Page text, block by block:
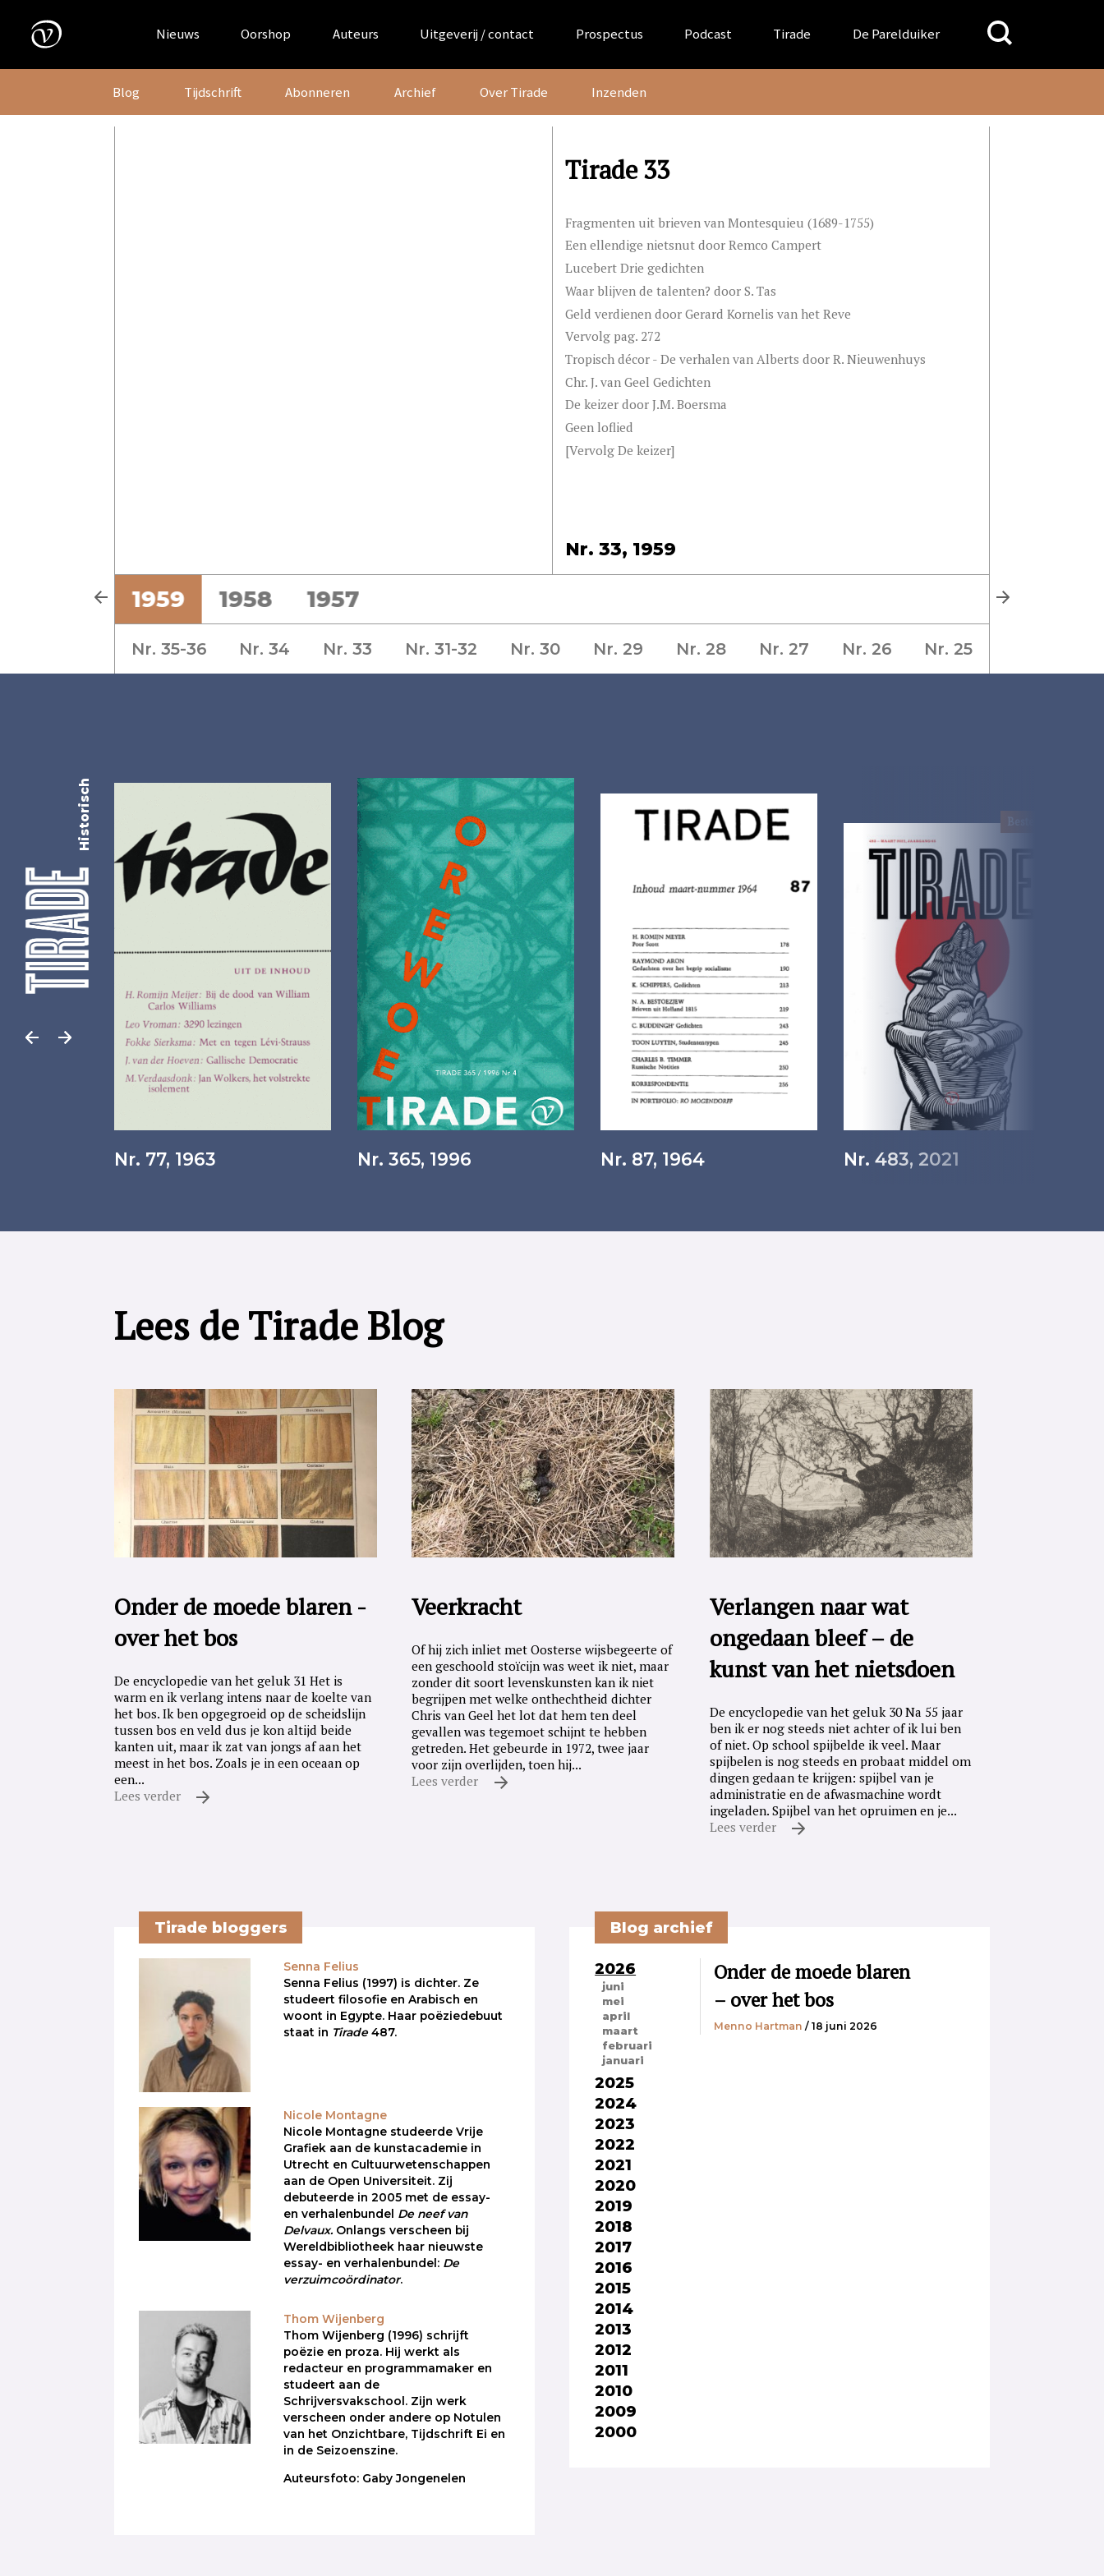
content
Nieuws Oorshop Auteurs Uitgeverij / contact Prospectus Podcast Tirade De Parelduiker
Search
for:
Blog Tijdschrift Abonneren Archief Over Tirade Inzenden
Tirade 33
Fragmenten uit brieven van Montesquieu (1689-1755)
Een ellendige nietsnut door Remco Campert
Lucebert Drie gedichten
Waar blijven de talenten? door S. Tas
Geld verdienen door Gerard Kornelis van het Reve
Vervolg pag. 272
Tropisch décor - De verhalen van Alberts door R. Nieuwenhuys
Chr. J. van Geel Gedichten
De keizer door J.M. Boersma
Geen loflied
[Vervolg De keizer]
Nr. 33, 1959
1960 1959 1958 1957
Nr. 35-36 Nr. 34 Nr. 33 Nr. 31-32 Nr. 30 Nr. 29 Nr. 28 Nr. 27 Nr. 26 Nr. 25
Historisch
Nr. 77, 1963 Nr. 365, 1996 Nr. 87, 1964
Bestel !
Nr. 483, 2021
Lees de Tirade Blog
Onder de moede blaren -
over het bos
De encyclopedie van het geluk 31 Het is
warm en ik verlang intens naar de koelte van
het bos. Ik ben opgegroeid op de scheidslijn
tussen bos en veld dus je kon altijd beide
kanten uit, maar ik zat van jongs af aan het
meest in het bos. Zoals je in een oceaan op
een...
Lees verder
Veerkracht
Of hij zich inliet met Oosterse wijsbegeerte of
een geschoold stoïcijn was weet ik niet, maar
zonder dit soort levenskunsten kan ik niet
begrijpen met welke onthechtheid dichter
Chris van Geel het lot dat hem ten deel
gevallen was tegemoet schijnt te hebben
getreden. Het gebeurde in 1972, twee jaar
voor zijn overlijden, toen hij...
Lees verder
Verlangen naar wat
ongedaan bleef – de
kunst van het nietsdoen
De encyclopedie van het geluk 30 Na 55 jaar
ben ik er nog steeds niet achter of ik lui ben
of niet. Op school spijbelde ik veel. Maar
spijbelen is nog steeds en probaat middel om
dingen gedaan te krijgen: spijbel van je
administratie en de afwasmachine wordt
ingeladen. Spijbel van het opruimen en je...
Lees verder
Tirade bloggers
Senna Felius
Senna Felius (1997) is dichter. Ze
studeert filosofie en Arabisch en
woont in Egypte. Haar poëziedebuut
staat in Tirade487.
Nicole Montagne
Nicole Montagne studeerde Vrije
Grafiek aan de kunstacademie in
Utrecht en Cultuurwetenschappen
aan de Open Universiteit. Zij
debuteerde in 2005 met de essay-
en verhalenbundel De neef van
Delvaux. Onlangs verscheen bij
Wereldbibliotheek haar nieuwste
essay- en verhalenbundel: De
verzuimcoördinator.
Thom Wijenberg
Thom Wijenberg (1996) schrijft
poëzie en proza. Hij werkt als
redacteur en programmamaker en
studeert aan de
Schrijversvakschool. Zijn werk
verscheen onder andere op Notulen
van het Onzichtbare, Tijdschrift Ei en
in de Seizoenszine.
Auteursfoto: Gaby Jongenelen
Blog archief
2026
juni
mei
april
maart
februari
januari
2025
2024
2023
2022
2021
2020
2019
2018
2017
2016
2015
2014
2013
2012
2011
2010
2009
2000
Onder de moede blaren
– over het bos
Menno Hartman / 18 juni 2026